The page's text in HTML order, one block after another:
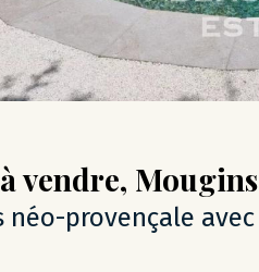
à vendre, Mougins